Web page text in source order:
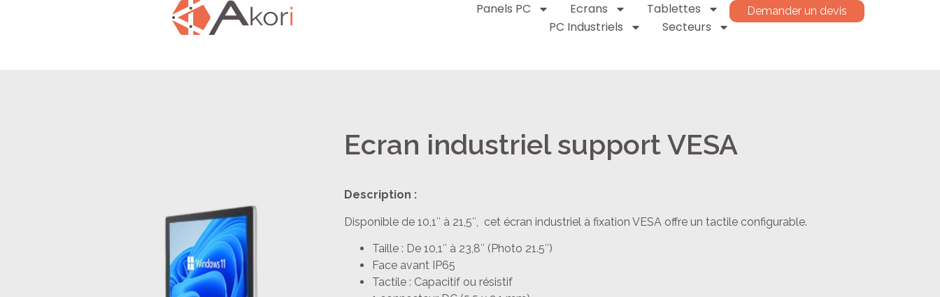
Panels PC Ecrans
Tablettes
PC Industriels
Secteurs
Demander un devis
Ecran industriel support VESA
Description :
Disponible de 10,1″ à 21,5″, cet écran industriel à fixation VESA offre un tactile configurable.
Taille : De 10,1″ à 23,8″ (Photo 21.5″)
Face avant IP65
Tactile : Capacitif ou résistif